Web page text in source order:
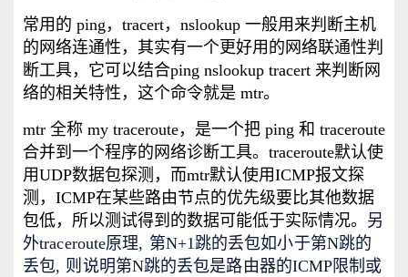
常用的 ping，tracert，nslookup 一般用来判断主机
的网络连通性，其实有一个更好用的网络联通性判
断工具，它可以结合ping nslookup tracert 来判断网
络的相关特性，这个命令就是 mtr。
mtr 全称 my traceroute，是一个把 ping 和 traceroute
合并到一个程序的网络诊断工具。traceroute默认使
用UDP数据包探测，而mtr默认使用ICMP报文探
测，ICMP在某些路由节点的优先级要比其他数据
包低，所以测试得到的数据可能低于实际情况。 另
外traceroute原理, 第N+1跳的丢包如小于第N跳的
丢包, 则说明第N跳的丢包是路由器的ICMP限制或